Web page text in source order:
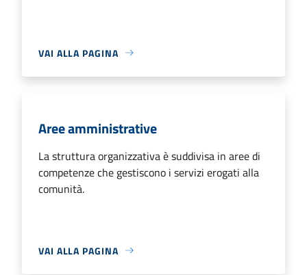
VAI ALLA PAGINA
Aree amministrative
La struttura organizzativa è suddivisa in aree di
competenze che gestiscono i servizi erogati alla
comunità.
VAI ALLA PAGINA